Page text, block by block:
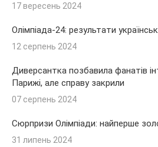
17 вересень 2024
Олімпіада-24: результати
12 серпень 2024
Диверсантка позбавила фанатів
Парижі, але справу закрили
07 серпень 2024
Сюрпризи Олімпіади: найперше
31 липень 2024